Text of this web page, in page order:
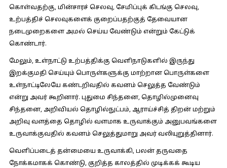
கொள்வதற்கு, மின்சாரச் செலவு, சேமிப்புக் கிடங்கு செலவு,
உற்பத்திச் செலவுகளைக் குறைப்பதற்குத் தேவையான
நடைமுறைகளை அமல் செய்ய வேண்டும் என்றும் கேட்டுக்
கொண்டார்.
மேலும், உள்நாட்டு உற்பத்திக்கு வெளிநாடுகளில் இருந்து
இறக்குமதி செய்யும் பொருள்களுக்கு மாற்றான பொருள்களை
உள்நாட்டிலேயே கண்டறிவதில் கவனம் செலுத்த வேண்டும்
என்று அவர் கூறினார். புதுமை சிந்தனை, தொழில்முனைவு
சிந்தனை, அறிவியல் தொழில்நுட்பம், ஆராய்ச்சித் திறன் மற்றும்
அறிவு வளத்தை தொழில் வளமாக உருவாக்கும் அனுபவங்களை
உருவாக்குவதில் கவனம் செலுத்துமாறு அவர் வலியுறுத்தினார்.
வெளிப்படைத் தன்மையை உருவாக்கி, பலன் தருவதை
நோக்கமாகக் கொண்டு, குறித்த காலத்தில் முடிக்கக் கூடிய